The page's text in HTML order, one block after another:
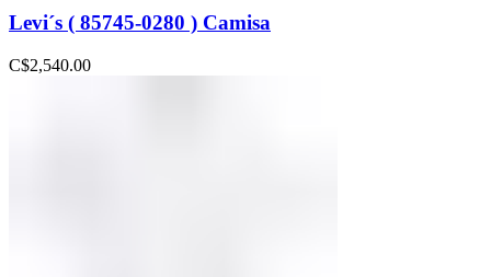
Levi´s ( 85745-0280 ) Camisa
C$2,540.00